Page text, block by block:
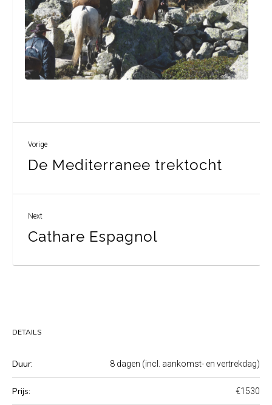
Vorige
De Mediterranee trektocht
Next
Cathare Espagnol
DETAILS
Duur: 8 dagen (incl. aankomst- en vertrekdag)
Prijs: €1530